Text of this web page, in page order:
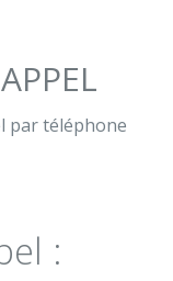
par téléphone
: